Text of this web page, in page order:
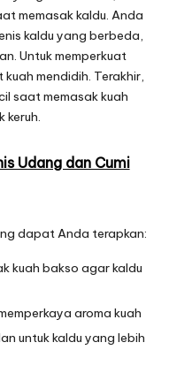
memasak kaldu. Anda
kaldu yang berbeda,
Untuk memperkuat
mendidih. Terakhir,
saat memasak kuah
keruh.
Udang dan Cumi
dapat Anda terapkan:
kuah bakso agar kaldu
aroma kuah
untuk kaldu yang lebih